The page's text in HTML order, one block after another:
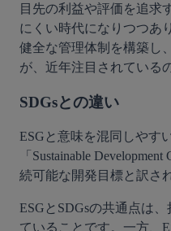
目先の利益や評価を追求
にくい時代になりつつあ
健全な管理体制を構築し
が、近年注目されている
SDGsとの違い
ESGと意味を混同しやす
「Sustainable
続可能な開発目標と訳さ
ESGとSDGsの共通点は
ていることです。一方、